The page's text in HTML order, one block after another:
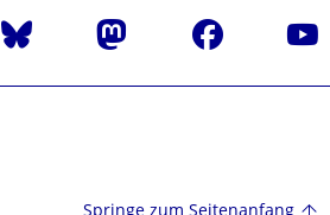
Bluesky Mastodon Facebook